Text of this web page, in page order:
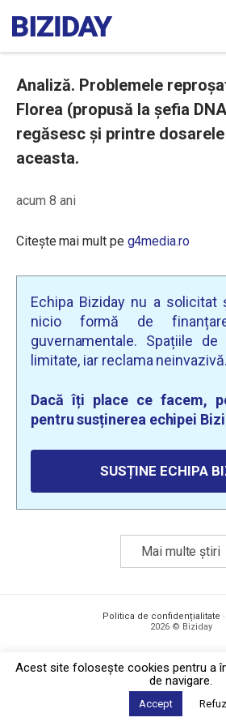
Analiză. Problemele
Florea (propusă la șefia
regăsesc și printre
aceasta.
acum 8 ani
Citește mai mult pe g4media.ro
Echipa Biziday nu a solicitat
nicio formă de
guvernamentale. Spațiile
limitate, iar reclama neinvazivă.
Dacă îți place ce facem,
pentru susținerea echipei
SUSȚINE ECHIPA
Mai multe știri
Politica de confidențialitate ·
2026 © Biziday
Acest site foloseşte cookies pentru a
de navigare.
Accept Refuz